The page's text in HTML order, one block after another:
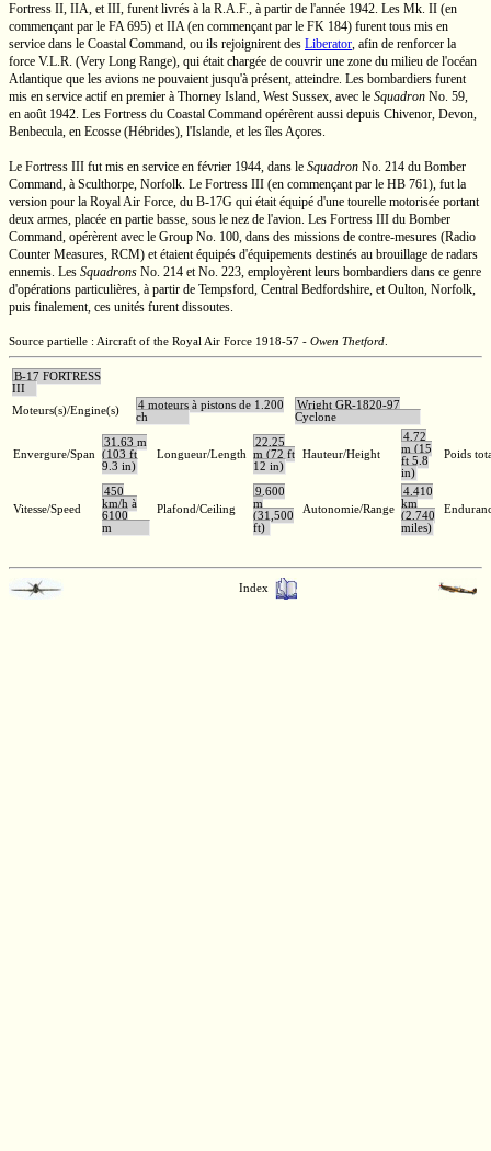
Fortress II, IIA, et III, furent livrés à la R.A.F., à partir de l'année 1942. Les Mk. II (en
commençant par le FA 695) et IIA (en commençant par le FK 184) furent tous mis en
service dans le Coastal Command, ou ils rejoignirent des Liberator, afin de renforcer la
force V.L.R. (Very Long Range), qui était chargée de couvrir une zone du milieu de l'océan
Atlantique que les avions ne pouvaient jusqu'à présent, atteindre. Les bombardiers furent
mis en service actif en premier à Thorney Island, West Sussex, avec le Squadron No. 59,
en août 1942. Les Fortress du Coastal Command opérèrent aussi depuis Chivenor, Devon,
Benbecula, en Ecosse (Hébrides), l'Islande, et les îles Açores.
Le Fortress III fut mis en service en février 1944, dans le Squadron No. 214 du Bomber
Command, à Sculthorpe, Norfolk. Le Fortress III (en commençant par le HB 761), fut la
version pour la Royal Air Force, du B-17G qui était équipé d'une tourelle motorisée portant
deux armes, placée en partie basse, sous le nez de l'avion. Les Fortress III du Bomber
Command, opérèrent avec le Group No. 100, dans des missions de contre-mesures (Radio
Counter Measures, RCM) et étaient équipés d'équipements destinés au brouillage de radars
ennemis. Les Squadrons No. 214 etNo. 223, employèrent leurs bombardiers dans ce genre
d'opérations particulières, à partir de Tempsford, Central Bedfordshire, et Oulton, Norfolk,
puis finalement, ces unités furent dissoutes.
Source partielle : Aircraft of the Royal Air Force 1918-57 - Owen Thetford
B-17 FORTRESS
III
Moteurs(s)/Engine(s)
4 moteurs à pistons de 1.200
ch
Wright GR-1820-97
Cyclone
Envergure/Span
31,63 m
(103 ft
9.3 in)
Longueur/Length
22,25
m (72 ft
12 in)
Hauteur/Height
4,72
m (15
ft 5.8
in)
Poids
Vitesse/Speed
450
km/h à
6100
m
Plafond/Ceiling
9.600
m
(31,500
ft)
Autonomie/Range
4.410
km
(2,740
miles)
Index